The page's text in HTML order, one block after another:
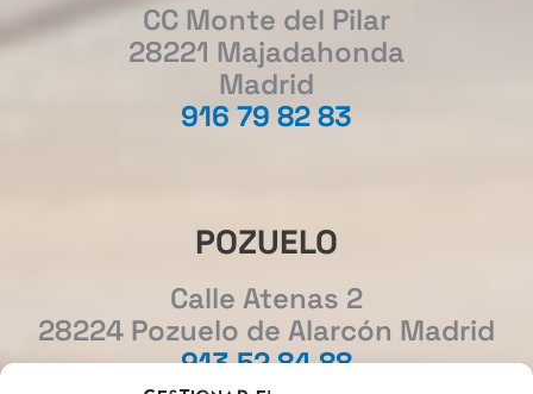
CC Monte del Pilar
28221 Majadahonda
Madrid
916 79 82 83
POZUELO
Calle Atenas 2
28224 Pozuelo de Alarcón Madrid
913 52 84 88